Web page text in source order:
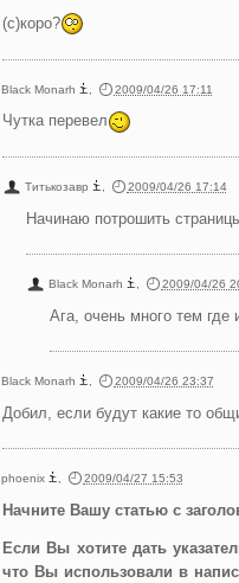
(с)коро?
Black Monarh 2009/04/26 17:11
Чутка перевел
Титькозавр , 2009/04/26 17:14
Начинаю потрошить
Black Monarh , 2009/04/26
Ага, очень много тем где
Black Monarh , 2009/04/26 23:37
Добил, если будут какие то
phoenix , 2009/04/27 15:53
Начните Вашу статью с
Если Вы хотите дать
что Вы использовали в